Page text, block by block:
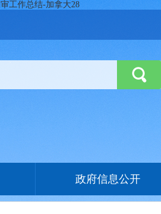
工作总结-加拿大28
政府信息公开